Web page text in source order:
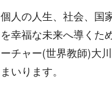
個人の人生、社会、国
を幸福な未来へ導くた
ーチャー(世界教師)大
まいります。